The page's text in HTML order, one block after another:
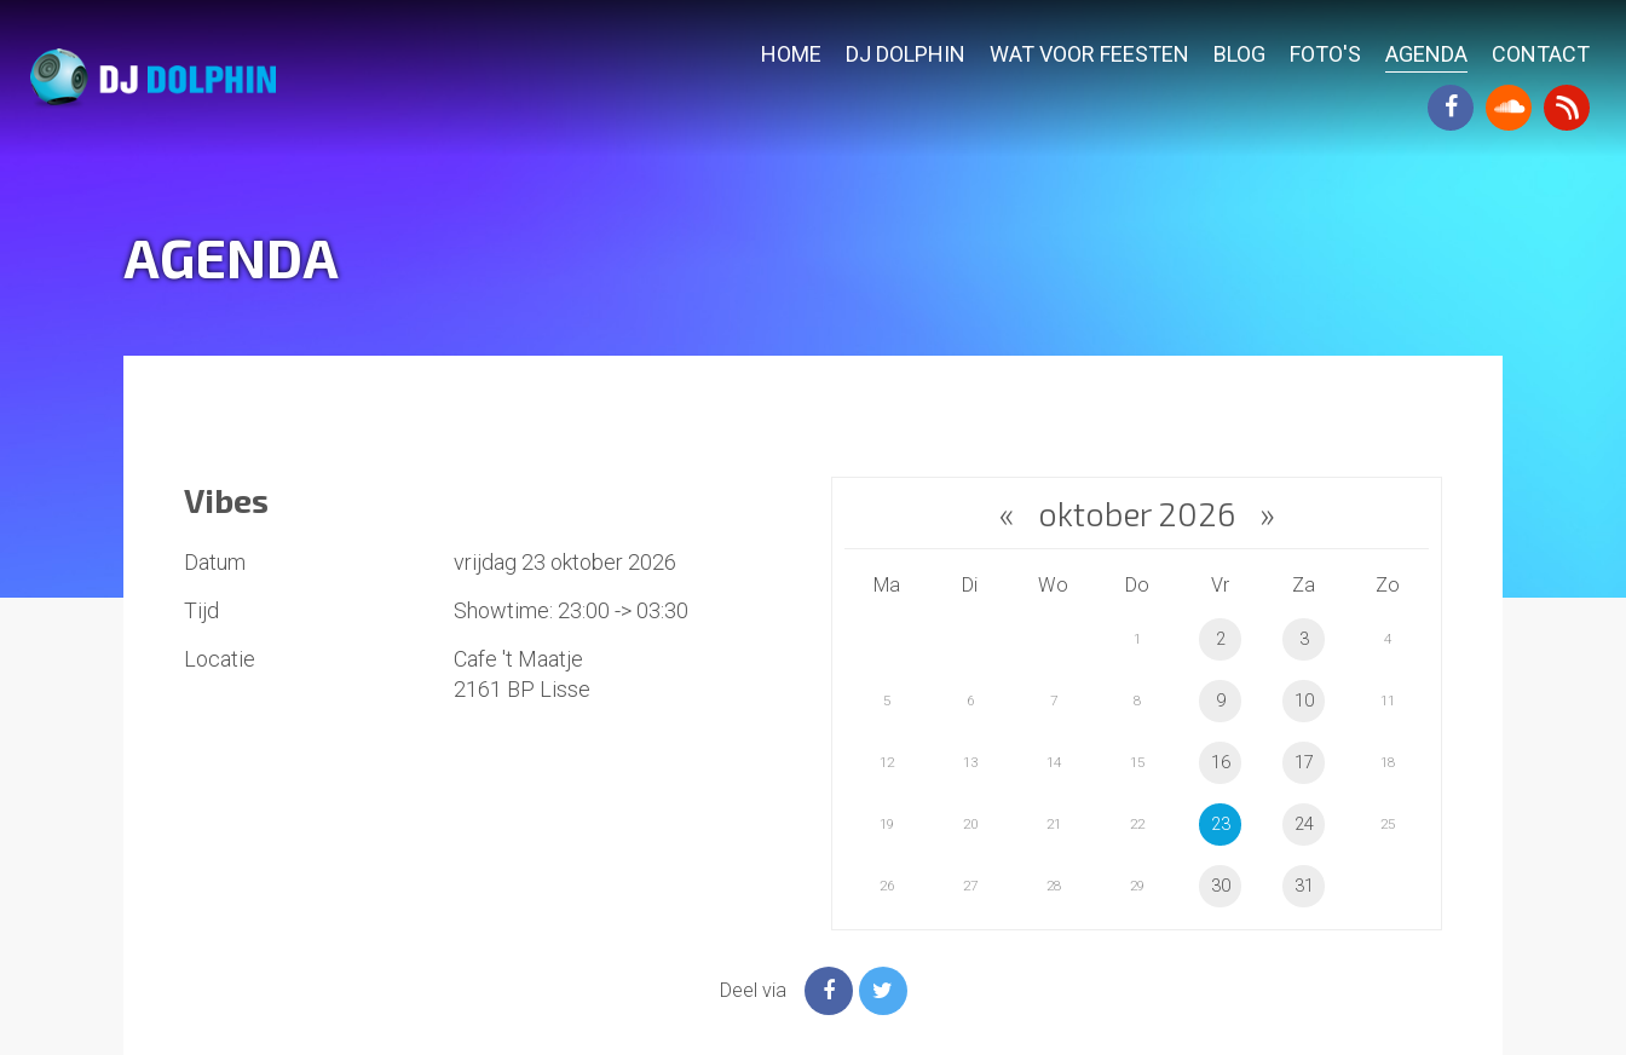
HOME DJ DOLPHIN WAT VOOR FEESTEN BLOG FOTO'S AGENDA CONTACT
AGENDA
Vibes
Datum
vrijdag 23 oktober 2026
Tijd
Showtime: 23:00 -> 03:30
Locatie
Cafe 't Maatje
2161 BP Lisse
« oktober 2026 »
Ma Di Wo Do Vr Za Zo
1 2 3 4
5 6 7 8 9 10 11
12 13 14 15 16 17 18
19 20 21 22 23 24 25
26 27 28 29 30 31
Deel via